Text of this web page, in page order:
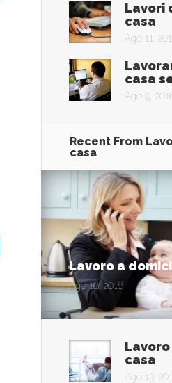
Lavori
casa
Ago 11,
casa
Ago 9,
Recent From
casa
Lavoro a
Ago 16, 2016
casa
Ago 13,